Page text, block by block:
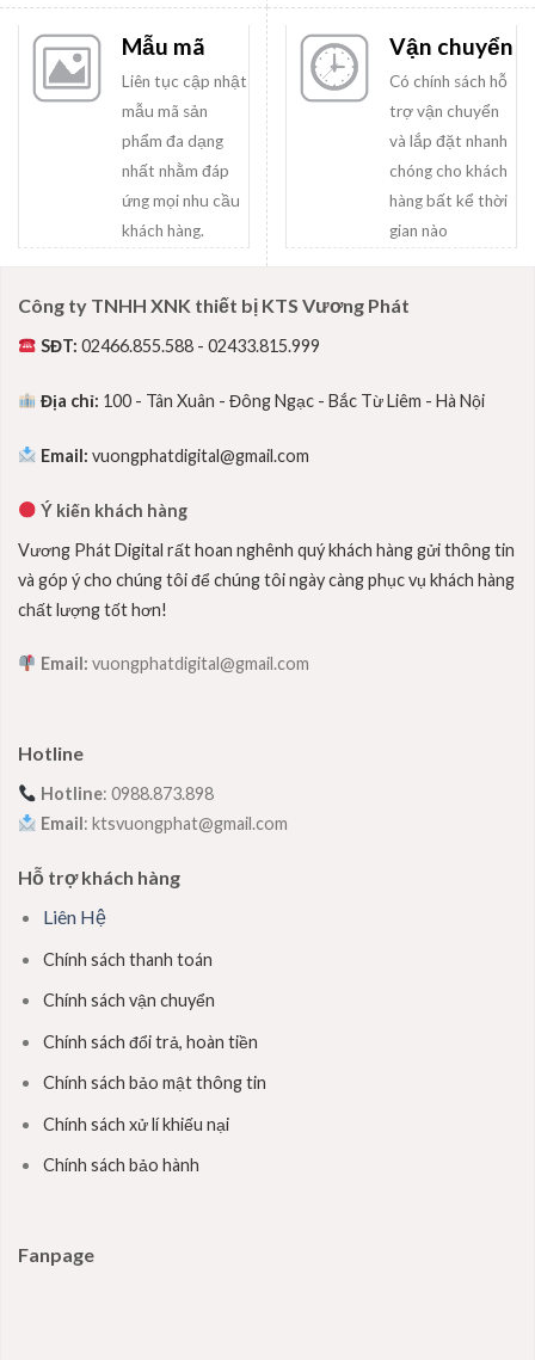
Mẫu mã
Liên tục cập nhật
mẫu mã sản
phẩm đa dạng
nhất nhằm đáp
ứng mọi nhu cầu
khách hàng.
Vận chuyển
Có chính sách hỗ
trợ vận chuyển
và lắp đặt nhanh
chóng cho khách
hàng bất kể thời
gian nào
Công ty TNHH XNK thiết bị KTS Vương Phát
SĐT: 02466.855.588 - 02433.815.999
Địa chỉ: 100 - Tân Xuân - Đông Ngạc - Bắc Từ Liêm - Hà Nội
Email: vuongphatdigital@gmail.com
Ý kiến khách hàng
Vương Phát Digital rất hoan nghênh quý khách hàng gửi thông tin
và góp ý cho chúng tôi để chúng tôi ngày càng phục vụ khách hàng
chất lượng tốt hơn!
Email:vuongphatdigital@gmail.com
Hotline
Hotline: 0988.873.898
Email: ktsvuongphat@gmail.com
Hỗ trợ khách hàng
Liên Hệ
Chính sách thanh toán
Chính sách vận chuyển
Chính sách đổi trả, hoàn tiền
Chính sách bảo mật thông tin
Chính sách xử lí khiếu nại
Chính sách bảo hành
Fanpage